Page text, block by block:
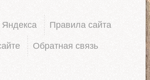
Яндекса Правила сайта
Обратная связь